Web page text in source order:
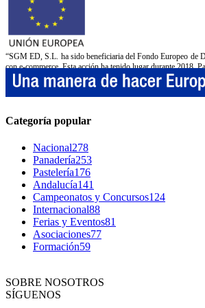
“SGM ED, S.L. ha sido beneficiaria del Fondo Europeo de
con e-commerce. Esta acción ha tenido lugar durante 2018.
Categoría popular
Nacional278
Panadería253
Pastelería176
Andalucía141
Campeonatos y Concursos124
Internacional88
Ferias y Eventos81
Asociaciones77
Formación59
SOBRE NOSOTROS
SÍGUENOS